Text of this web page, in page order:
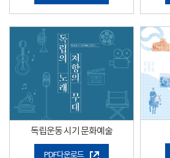
독립운동 시기 문화예술
PDF다운로드